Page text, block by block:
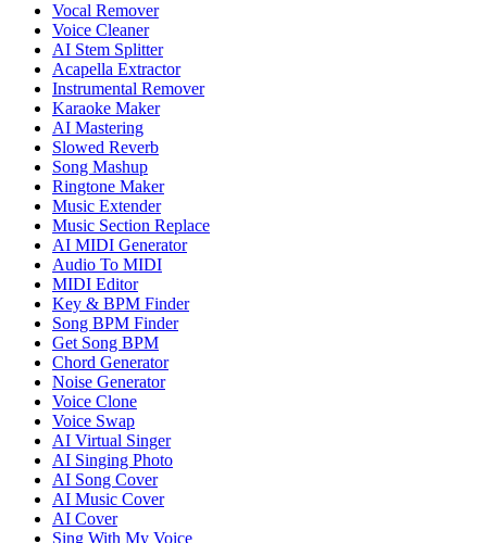
Vocal Remover
Voice Cleaner
AI Stem Splitter
Acapella Extractor
Instrumental Remover
Karaoke Maker
AI Mastering
Slowed Reverb
Song Mashup
Ringtone Maker
Music Extender
Music Section Replace
AI MIDI Generator
Audio To MIDI
MIDI Editor
Key & BPM Finder
Song BPM Finder
Get Song BPM
Chord Generator
Noise Generator
Voice Clone
Voice Swap
AI Virtual Singer
AI Singing Photo
AI Song Cover
AI Music Cover
AI Cover
Sing With My Voice